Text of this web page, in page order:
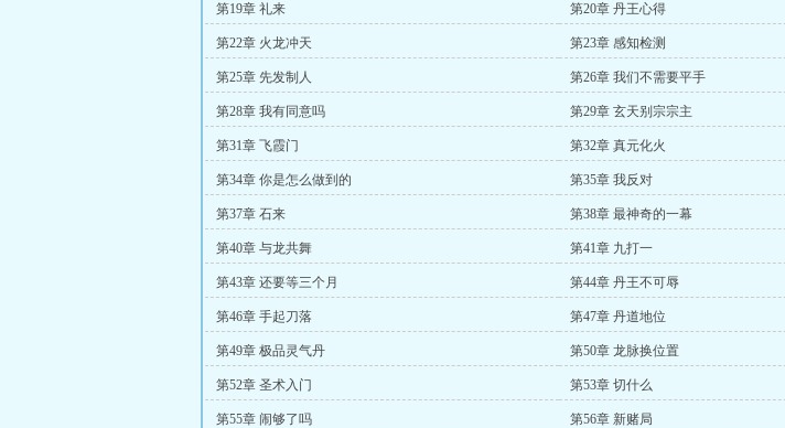
第19章 礼来 第20章 丹王心得
第22章 火龙冲天 第23章 感知检测
第25章 先发制人 第26章 我们不需要平手
第28章 我有同意吗 第29章 玄天别宗宗主
第31章 飞霞门 第32章 真元化火
第34章 你是怎么做到的 第35章 我反对
第37章 石来 第38章 最神奇的一幕
第40章 与龙共舞 第41章 九打一
第43章 还要等三个月 第44章 丹王不可辱
第46章 手起刀落 第47章 丹道地位
第49章 极品灵气丹 第50章 龙脉换位置
第52章 圣术入门 第53章 切什么
第55章 闹够了吗 第56章 新赌局